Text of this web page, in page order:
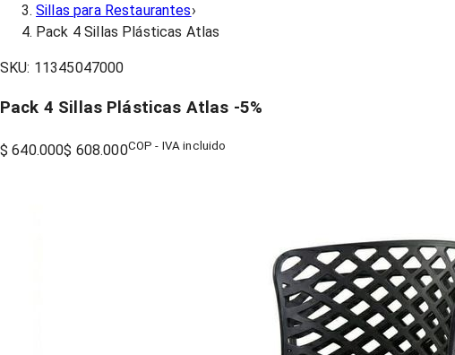
Sillas para Restaurantes›
Pack 4 Sillas Plásticas Atlas
SKU: 11345047000
Pack 4 Sillas Plásticas Atlas -5%
$ 640.000$ 608.000COP - IVA incluido